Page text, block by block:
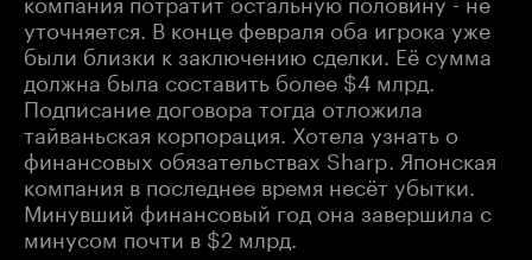
уточняется. В конце февраля оба игрока уже
были близки к заключению сделки. Её сумма
должна была составить более $4 млрд.
Подписание договора тогда отложила
тайваньская корпорация. Хотела узнать о
финансовых обязательствах Sharp. Японская
компания в последнее время несёт убытки.
Минувший финансовый год она завершила с
минусом почти в $2 млрд.